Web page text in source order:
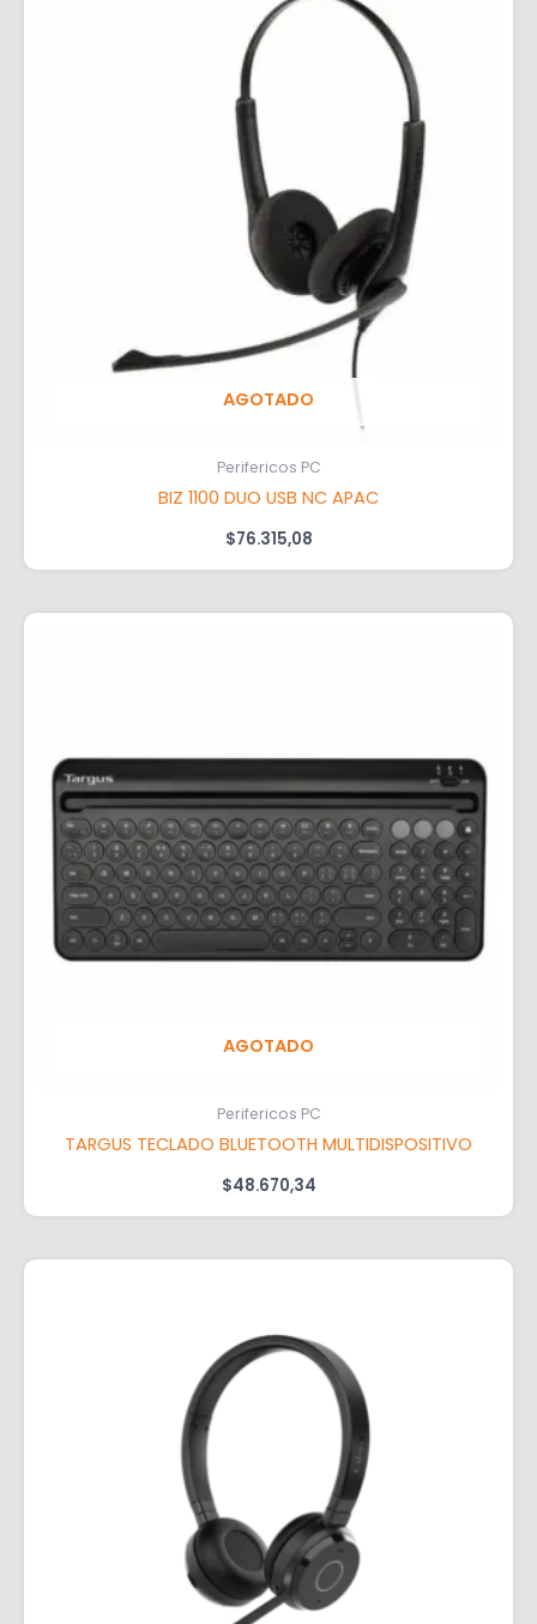
AGOTADO
Perifericos PC
BIZ 1100 DUO USB NC APAC
$76.315,08
AGOTADO
Perifericos PC
TARGUS TECLADO BLUETOOTH MULTIDISPOSITIVO
$48.670,34